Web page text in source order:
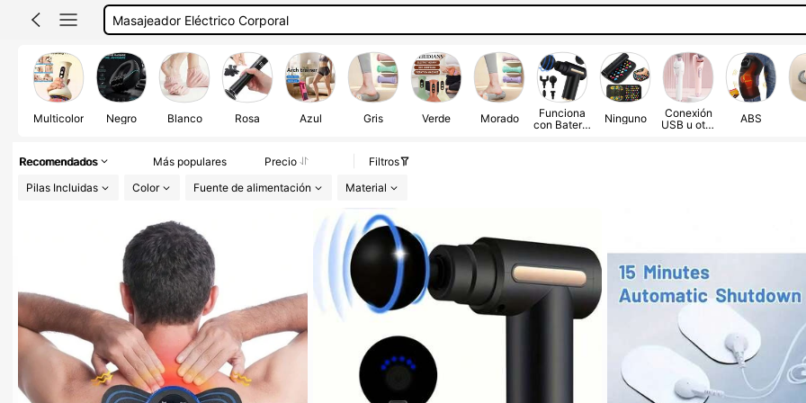
Masajeador Eléctrico Corporal
Masajeadores De Cuerpo
Multicolor Negro Blanco Rosa Azul Gris Verde Morado
Funciona
con Batería
Ninguno
Conexión
USB u otra
ABS
Recomendados Más populares Precio
Filtros
Pilas Incluidas
Color Fuente de alimentación Material